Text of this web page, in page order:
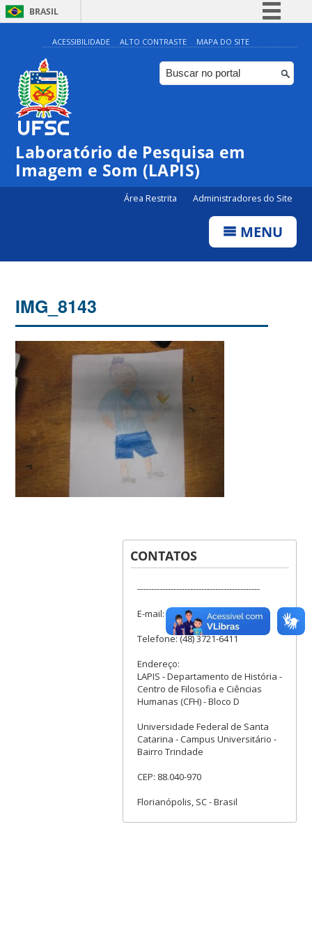
BRASIL
Simplifique!
Comunica BR
Participe
Canais
ACESSIBILIDADE ALTO CONTRASTE MAPA DO SITE
Laboratório de Pesquisa em
Imagem e Som (LAPIS)
Área Restrita Administradores do Site
MENU
IMG_8143
CONTATOS
--------------------------------------------
E-mail: lapis.ufsc@gmail.com
Telefone: (48) 3721-6411
Endereço:
LAPIS - Departamento de História -
Centro de Filosofia e Ciências
Humanas (CFH) - Bloco D
Universidade Federal de Santa
Catarina - Campus Universitário -
Bairro Trindade
CEP: 88.040-970
Florianópolis, SC - Brasil